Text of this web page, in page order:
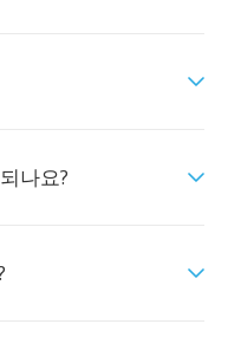
나요?